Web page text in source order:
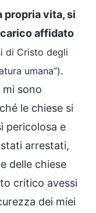
propria vita, si
affidato
di Cristo degli
umana”).
sono
le chiese si
pericolosa e
arrestati,
delle chiese
critico avessi
dei miei